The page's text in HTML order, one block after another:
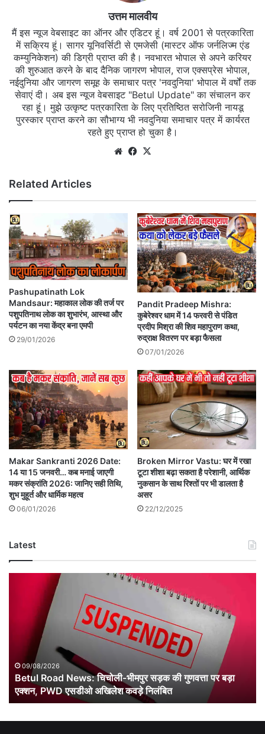
उत्तम मालवीय
मैं इस न्यूज वेबसाइट का ऑनर और एडिटर हूं। वर्ष 2001 से पत्रकारिता
में सक्रिय हूं। सागर यूनिवर्सिटी से एमजेसी (मास्टर ऑफ जर्नलिज्म एंड
कम्युनिकेशन) की डिग्री प्राप्त की है। नवभारत भोपाल से अपने करियर
की शुरुआत करने के बाद दैनिक जागरण भोपाल, राज एक्सप्रेस भोपाल,
नईदुनिया और जागरण समूह के समाचार पत्र 'नवदुनिया' भोपाल में वर्षों तक
सेवाएं दी। अब इस न्यूज वेबसाइट "Betul Update" का संचालन कर
रहा हूं। मुझे उत्कृष्ट पत्रकारिता के लिए प्रतिष्ठित सरोजिनी नायडू
पुरस्कार प्राप्त करने का सौभाग्य भी नवदुनिया समाचार पत्र में कार्यरत
रहते हुए प्राप्त हो चुका है।
WebsiteFacebook
Related Articles
Pashupatinath Lok
Mandsaur: महाकाल लोक की तर्ज पर
पशुपतिनाथ लोक का शुभारंभ, आस्था और
पर्यटन का नया केंद्र बना एमपी
29/01/2026
Pandit Pradeep Mishra:
कुबेरेश्वर धाम में 14 फरवरी से पंडित
प्रदीप मिश्रा की शिव महापुराण कथा,
रुद्राक्ष वितरण पर बड़ा फैसला
07/01/2026
Makar Sankranti 2026 Date:
14 या 15 जनवरी… कब मनाई जाएगी
मकर संक्रांति 2026: जानिए सही तिथि,
शुभ मुहूर्त और धार्मिक महत्व
06/01/2026
Broken Mirror Vastu: घर में रखा
टूटा शीशा बढ़ा सकता है परेशानी, आर्थिक
नुकसान के साथ रिश्तों पर भी डालता है
असर
22/12/2025
Latest
चिचोली-
भीमपुर
सड़क
गुणवत्ता
पर
बड़ा
एक्शन,
09/08/2026
Betul Road News: चिचोली-भीमपुर सड़क की गुणवत्ता पर बड़ा
एक्शन, PWD एसडीओ अखिलेश कवड़े निलंबित